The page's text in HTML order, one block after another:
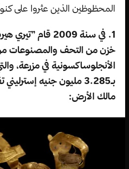
المحظوظين الذين عثروا على
1. في سنة 2009 قام
خزن من التحف والمصنوعات
الأنجلوساكسونية في مزرعة،
بـ3.285 مليون جنيه
مالك الأرض: